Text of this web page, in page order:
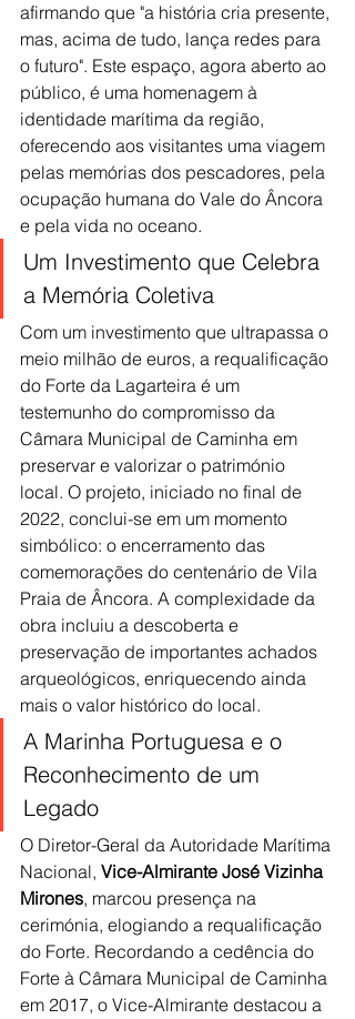
afirmando que "a história cria presente,
mas, acima de tudo, lança redes para
o futuro". Este espaço, agora aberto ao
público, é uma homenagem à
identidade marítima da região,
oferecendo aos visitantes uma viagem
pelas memórias dos pescadores, pela
ocupação humana do Vale do Âncora
e pela vida no oceano.
Um Investimento que Celebra
a Memória Coletiva
Com um investimento que ultrapassa o
meio milhão de euros, a requalificação
do Forte da Lagarteira é um
testemunho do compromisso da
Câmara Municipal de Caminha em
preservar e valorizar o património
local. O projeto, iniciado no final de
2022, conclui-se em um momento
simbólico: o encerramento das
comemorações do centenário de Vila
Praia de Âncora. A complexidade da
obra incluiu a descoberta e
preservação de importantes achados
arqueológicos, enriquecendo ainda
mais o valor histórico do local.
A Marinha Portuguesa e o
Reconhecimento de um
Legado
O Diretor-Geral da Autoridade Marítima
Nacional, Vice-Almirante José Vizinha
Mirones, marcou presença na
cerimónia, elogiando a requalificação
do Forte. Recordando a cedência do
Forte à Câmara Municipal de Caminha
em 2017, o Vice-Almirante destacou a